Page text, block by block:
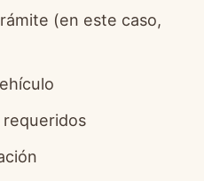
(en este caso,